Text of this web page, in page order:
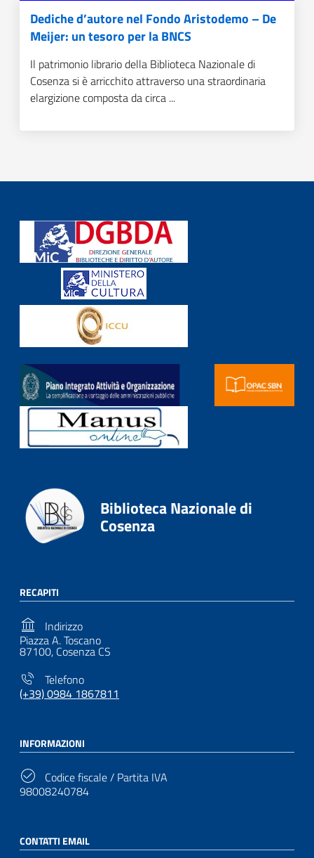
Dediche d’autore nel Fondo Aristodemo – De
Meijer: un tesoro per la BNCS
Il patrimonio librario della Biblioteca Nazionale di
Cosenza si è arricchito attraverso una straordinaria
elargizione composta da circa ...
Biblioteca Nazionale di
Cosenza
RECAPITI
Indirizzo
Piazza A. Toscano
87100, Cosenza CS
Telefono
(+39) 0984 1867811
INFORMAZIONI
Codice fiscale / Partita IVA
98008240784
CONTATTI EMAIL